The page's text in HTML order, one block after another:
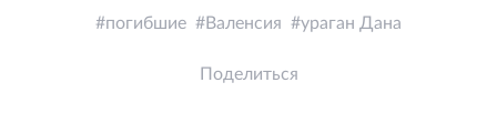
погибшие Валенсия ураган Дана
Поделиться